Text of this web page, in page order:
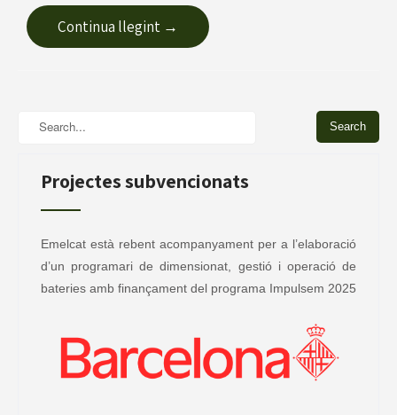
Continua llegint →
Projectes subvencionats
Emelcat està rebent acompanyament per a l’elaboració
d’un programari de dimensionat, gestió i operació de
bateries amb finançament del programa Impulsem 2025